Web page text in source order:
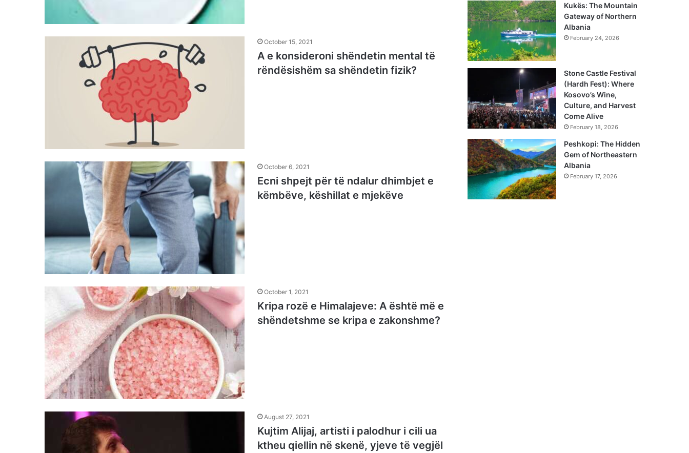
October 15, 2021
A e konsideroni shëndetin mental të
rëndësishëm sa shëndetin fizik?
October 6, 2021
Ecni shpejt për të ndalur dhimbjet e
këmbëve, këshillat e mjekëve
October 1, 2021
Kripa rozë e Himalajeve: A është më e
shëndetshme se kripa e zakonshme?
August 27, 2021
Kujtim Alijaj, artisti i palodhur i cili ua
ktheu qiellin në skenë, yjeve të vegjël
Kukës: The Mountain
Gateway of Northern
Albania
February 24, 2026
Stone Castle Festival
(Hardh Fest): Where
Kosovo’s Wine,
Culture, and Harvest
Come Alive
February 18, 2026
Peshkopi: The Hidden
Gem of Northeastern
Albania
February 17, 2026